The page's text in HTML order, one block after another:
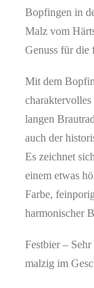
Bopfingen in
Malz vom
Genuss für die
Mit dem
langen
auch der
Es zeichnet
einem etwas
Farbe,
harmonischer
Festbier –
malzig im